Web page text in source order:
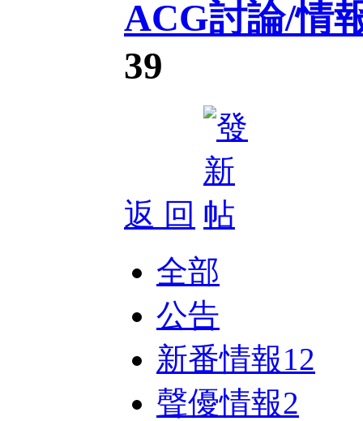
ACG討論/情
39
返 回
全部
公告
新番情報12
聲優情報2